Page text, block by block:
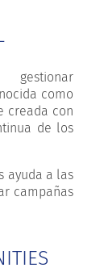
como
creada con
de los
ayuda a las
campañas